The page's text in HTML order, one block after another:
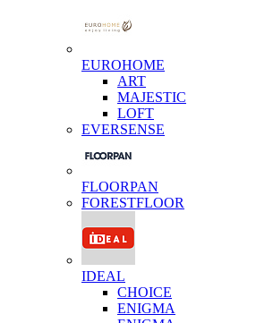
EUROHOME
ART
MAJESTIC
LOFT
EVERSENSE
FLOORPAN
FORESTFLOOR
IDEAL
CHOICE
ENIGMA